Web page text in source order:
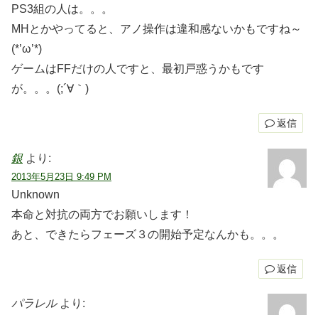
PS3組の人は。。。
MHとかやってると、アノ操作は違和感ないかもですね～
(*’ω’*)
ゲームはFFだけの人ですと、最初戸惑うかもです
が。。。(;´∀｀)
返信
銀 より:
2013年5月23日 9:49 PM
Unknown
本命と対抗の両方でお願いします！
あと、できたらフェーズ３の開始予定なんかも。。。
返信
パラレル より: